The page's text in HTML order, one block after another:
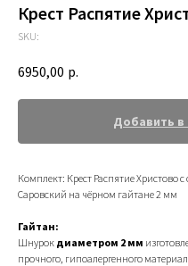
Крест Распятие
SKU:
6950,00 р.
Добавить в
Комплект: Крест Распятие
Саровский на чёрном гайтане 2 мм
Гайтан:
Шнурок диаметром 2 мм
прочного, гипоалергенного